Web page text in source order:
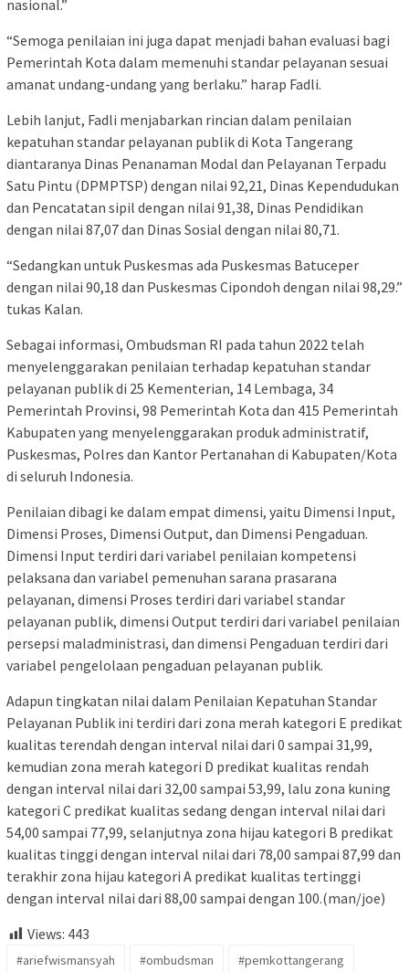
nasional.”
“Semoga penilaian ini juga dapat menjadi bahan evaluasi bagi
Pemerintah Kota dalam memenuhi standar pelayanan sesuai
amanat undang-undang yang berlaku.” harap Fadli.
Lebih lanjut, Fadli menjabarkan rincian dalam penilaian
kepatuhan standar pelayanan publik di Kota Tangerang
diantaranya Dinas Penanaman Modal dan Pelayanan Terpadu
Satu Pintu (DPMPTSP) dengan nilai 92,21, Dinas Kependudukan
dan Pencatatan sipil dengan nilai 91,38, Dinas Pendidikan
dengan nilai 87,07 dan Dinas Sosial dengan nilai 80,71.
“Sedangkan untuk Puskesmas ada Puskesmas Batuceper
dengan nilai 90,18 dan Puskesmas Cipondoh dengan nilai 98,29.”
tukas Kalan.
Sebagai informasi, Ombudsman RI pada tahun 2022 telah
menyelenggarakan penilaian terhadap kepatuhan standar
pelayanan publik di 25 Kementerian, 14 Lembaga, 34
Pemerintah Provinsi, 98 Pemerintah Kota dan 415 Pemerintah
Kabupaten yang menyelenggarakan produk administratif,
Puskesmas, Polres dan Kantor Pertanahan di Kabupaten/Kota
di seluruh Indonesia.
Penilaian dibagi ke dalam empat dimensi, yaitu Dimensi Input,
Dimensi Proses, Dimensi Output, dan Dimensi Pengaduan.
Dimensi Input terdiri dari variabel penilaian kompetensi
pelaksana dan variabel pemenuhan sarana prasarana
pelayanan, dimensi Proses terdiri dari variabel standar
pelayanan publik, dimensi Output terdiri dari variabel penilaian
persepsi maladministrasi, dan dimensi Pengaduan terdiri dari
variabel pengelolaan pengaduan pelayanan publik.
Adapun tingkatan nilai dalam Penilaian Kepatuhan Standar
Pelayanan Publik ini terdiri dari zona merah kategori E predikat
kualitas terendah dengan interval nilai dari 0 sampai 31,99,
kemudian zona merah kategori D predikat kualitas rendah
dengan interval nilai dari 32,00 sampai 53,99, lalu zona kuning
kategori C predikat kualitas sedang dengan interval nilai dari
54,00 sampai 77,99, selanjutnya zona hijau kategori B predikat
kualitas tinggi dengan interval nilai dari 78,00 sampai 87,99 dan
terakhir zona hijau kategori A predikat kualitas tertinggi
dengan interval nilai dari 88,00 sampai dengan 100.(man/joe)
Views: 443
#ariefwismansyah #ombudsman
#pemkottangerang